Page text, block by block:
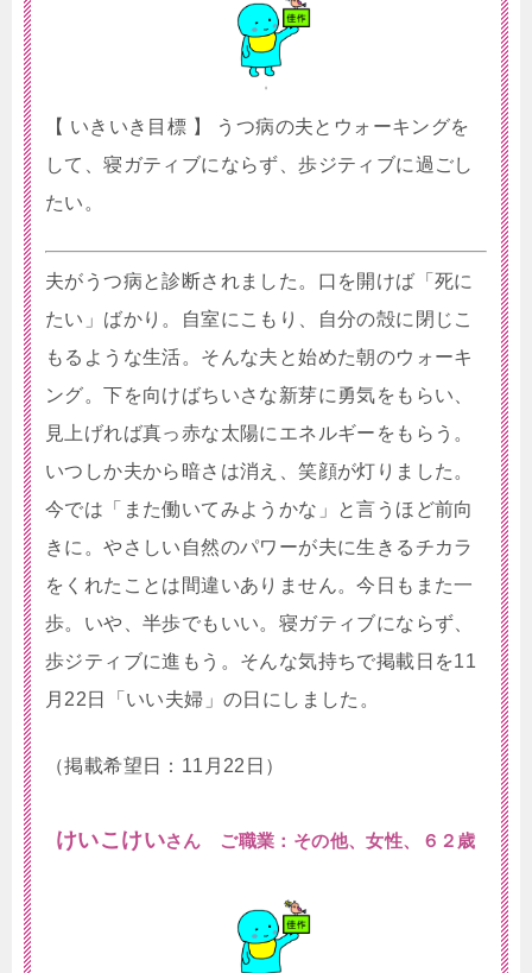
【 いきいき目標 】 うつ病の夫とウォーキングを
して、寝ガティブにならず、歩ジティブに過ごし
たい。
夫がうつ病と診断されました。口を開けば「死に
たい」ばかり。自室にこもり、自分の殻に閉じこ
もるような生活。そんな夫と始めた朝のウォーキ
ング。下を向けばちいさな新芽に勇気をもらい、
見上げれば真っ赤な太陽にエネルギーをもらう。
いつしか夫から暗さは消え、笑顔が灯りました。
今では「また働いてみようかな」と言うほど前向
きに。やさしい自然のパワーが夫に生きるチカラ
をくれたことは間違いありません。今日もまた一
歩。いや、半歩でもいい。寝ガティブにならず、
歩ジティブに進もう。そんな気持ちで掲載日を11
月22日「いい夫婦」の日にしました。
（掲載希望日：11月22日）
けいこけいさん ご職業：その他、女性、６２歳